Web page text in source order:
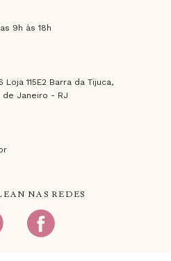
9h às 18h
115E2 Barra da Tijuca,
de Janeiro - RJ
NAS REDES